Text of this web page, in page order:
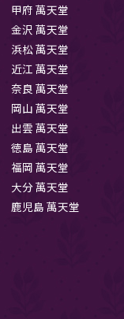
甲府 萬天堂
金沢 萬天堂
浜松 萬天堂
近江 萬天堂
奈良 萬天堂
岡山 萬天堂
出雲 萬天堂
徳島 萬天堂
福岡 萬天堂
大分 萬天堂
鹿児島 萬天堂